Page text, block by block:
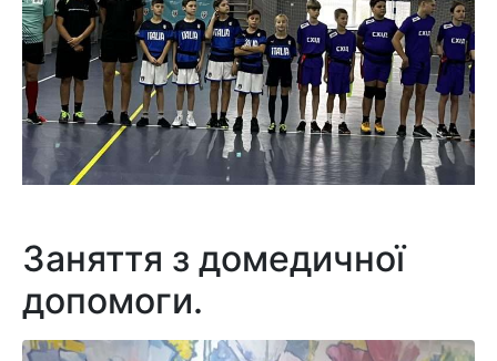
Заняття з домедичної
допомоги.